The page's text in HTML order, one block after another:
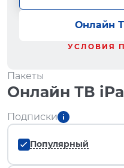
Онлайн
УСЛОВИЯ
Пакеты
Онлайн ТВ
Подписки
Популярный